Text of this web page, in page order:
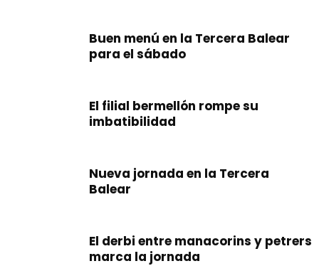
Buen menú en la Tercera Balear
para el sábado
El filial bermellón rompe su
imbatibilidad
Nueva jornada en la Tercera
Balear
El derbi entre manacorins y petrers
marca la jornada